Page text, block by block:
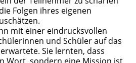
Folgen ihres eigenen
mit einer eindrucksvollen
und Schüler auf das
Sie lernten, dass